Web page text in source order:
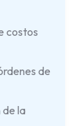
costos
de
de la